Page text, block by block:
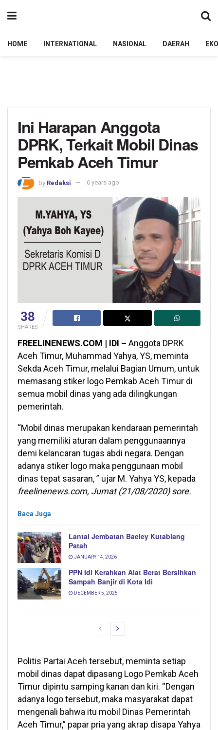
HOME INTERNATIONAL NASIONAL DAERAH
Ini Harapan Anggota
DPRK, Terkait Mobil Dinas
Pemkab Aceh Timur
by Redaksi 6 years ago
38
SHARES
FREELINENEWS.COM | IDI – Anggota DPRK
Aceh Timur, Muhammad Yahya, YS, meminta
Sekda Aceh Timur, melalui Bagian Umum, untuk
memasang stiker logo Pemkab Aceh Timur di
semua mobil dinas yang ada dilingkungan
pemerintah.
“Mobil dinas merupakan kendaraan pemerintah
yang memiliki aturan dalam penggunaannya
demi kelancaran tugas abdi negara. Dengan
adanya stiker logo maka penggunaan mobil
dinas tepat sasaran, ” ujar M. Yahya YS, kepada
freelinenews.com, Jumat (21/08/2020) sore.
Baca Juga
Lantai Jembatan Baeley Kutablang
Patah
JANUARY 14, 2026
PPN Idi Kerahkan Alat Berat Bersihkan
Sampah Banjir di Kota Idi
DECEMBER 5, 2025
Politis Partai Aceh tersebut, meminta setiap
mobil dinas dapat dipasang Logo Pemkab Aceh
Timur dipintu samping kanan dan kiri. “Dengan
adanya logo tersebut, maka masyarakat dapat
mengenali bahwa itu mobil Dinas Pemerintah
Aceh Timur,” papar pria yang akrap disapa Yahya